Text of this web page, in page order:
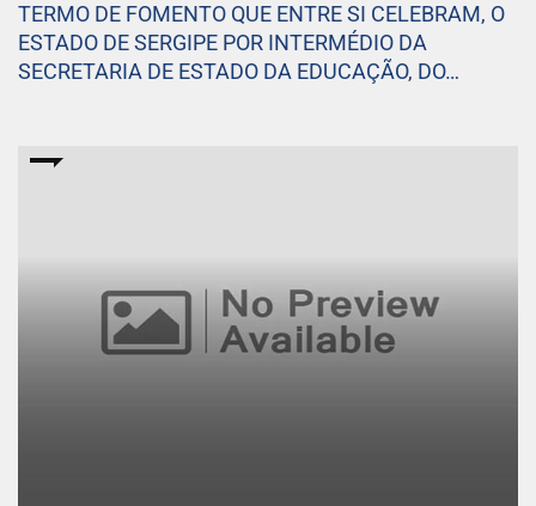
TERMO DE FOMENTO QUE ENTRE SI CELEBRAM, O
ESTADO DE SERGIPE POR INTERMÉDIO DA
SECRETARIA DE ESTADO DA EDUCAÇÃO, DO…